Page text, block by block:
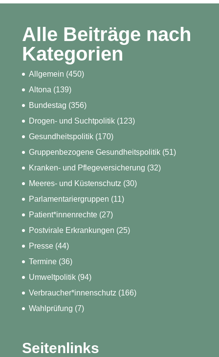
Alle Beiträge nach
Kategorien
Allgemein (450)
Altona (139)
Bundestag (356)
Drogen- und Suchtpolitik(123)
Gesundheitspolitik(170)
Gruppenbezogene Gesundheitspolitik(51)
Kranken- und Pflegeversicherung (32)
Meeres- und Küstenschutz (30)
Parlamentariergruppen (11)
Patient*innenrechte(27)
Postvirale Erkrankungen (25)
Presse(44)
Termine(36)
Umweltpolitik(94)
Verbraucher*innenschutz (166)
Wahlprüfung (7)
Seitenlinks